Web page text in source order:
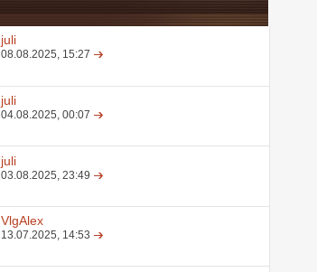
juli
08.08.2025, 15:27
juli
04.08.2025,00:07
juli
03.08.2025,23:49
VlgAlex
13.07.2025, 14:53